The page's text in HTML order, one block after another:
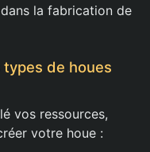
la fabrication de
de houes
vos ressources,
votre houe :